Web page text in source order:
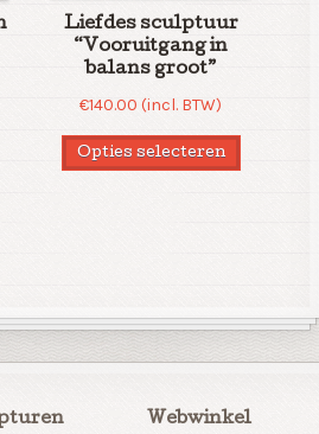
Liefdes sculptuur
“Vooruitgang in
balans groot”
€140.00 (incl. BTW)
Opties selecteren
Webwinkel